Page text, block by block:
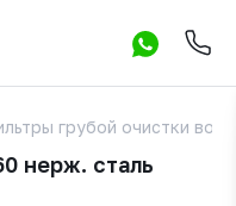
грубой очистки
нерж. сталь